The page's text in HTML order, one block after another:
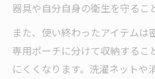
器具や自分自身の衛生を守るこ
また、使い終わったアイテムは
専用ポーチに分けて収納するこ
にくくなります。洗濯ネットや